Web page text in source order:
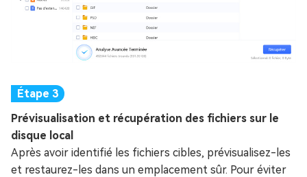
Prévisualisation et récupération des fichiers sur le
disque local
Après avoir identifié les fichiers cibles, prévisualisez-les
et restaurez-les dans un emplacement sûr. Pour éviter